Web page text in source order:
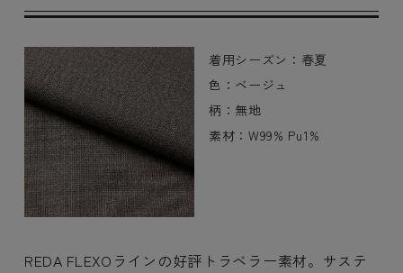
着用シーズン：春夏
色：ベージュ
柄：無地
素材：W99% Pu1%
REDA FLEXOラインの好評トラベラー素材。サステ